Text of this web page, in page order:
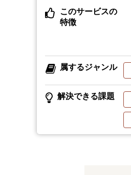
このサービスの
特徴
属するジャンル
解決できる課題